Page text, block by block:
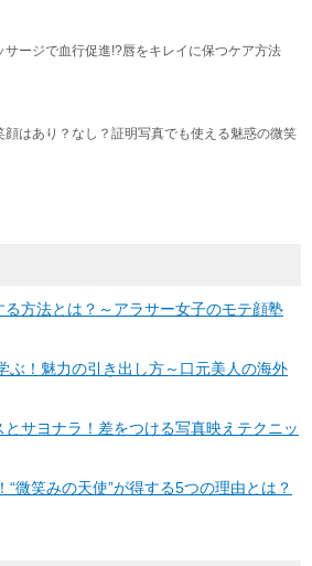
サージで血行促進!?唇をキレイに保つケア方法
顔はあり？なし？証明写真でも使える魅惑の微笑
る方法とは？～アラサー女子のモテ顔塾
ぶ！魅力の引き出し方～口元美人の海外
とサヨナラ！差をつける写真映えテクニッ
“微笑みの天使”が得する5つの理由とは？